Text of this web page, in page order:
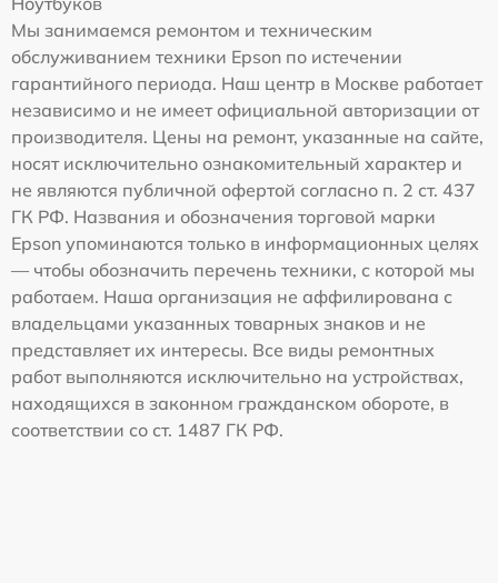
Мы занимаемся ремонтом и техническим
обслуживанием техники Epson по истечении
гарантийного периода. Наш центр в Москве работает
независимо и не имеет официальной авторизации от
производителя. Цены на ремонт, указанные на сайте,
носят исключительно ознакомительный характер и
не являются публичной офертой согласно п. 2 ст. 437
ГК РФ. Названия и обозначения торговой марки
Epson упоминаются только в информационных целях
— чтобы обозначить перечень техники, с которой мы
работаем. Наша организация не аффилирована с
владельцами указанных товарных знаков и не
представляет их интересы. Все виды ремонтных
работ выполняются исключительно на устройствах,
находящихся в законном гражданском обороте, в
соответствии со ст. 1487 ГК РФ.